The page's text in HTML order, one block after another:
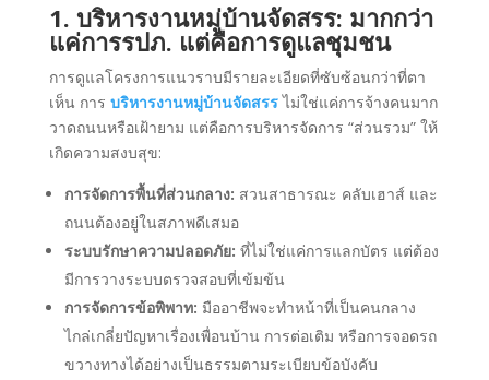
1. บริหารงานหมู่บ้านจัดสรร: มากกว่า
แค่การรปภ. แต่คือการดูแลชุมชน
การดูแลโครงการแนวราบมีรายละเอียดที่ซับซ้อนกว่าที่ตา
เห็น การ บริหารงานหมู่บ้านจัดสรร ไม่ใช่แค่การจ้างคนมาก
วาดถนนหรือเฝ้ายาม แต่คือการบริหารจัดการ “ส่วนรวม” ให้
เกิดความสงบสุข:
การจัดการพื้นที่ส่วนกลาง: สวนสาธารณะ คลับเฮาส์ และ
ถนนต้องอยู่ในสภาพดีเสมอ
ระบบรักษาความปลอดภัย: ที่ไม่ใช่แค่การแลกบัตร แต่ต้อง
มีการวางระบบตรวจสอบที่เข้มข้น
การจัดการข้อพิพาท: มืออาชีพจะทำหน้าที่เป็นคนกลาง
ไกล่เกลี่ยปัญหาเรื่องเพื่อนบ้าน การต่อเติม หรือการจอดรถ
ขวางทางได้อย่างเป็นธรรมตามระเบียบข้อบังคับ